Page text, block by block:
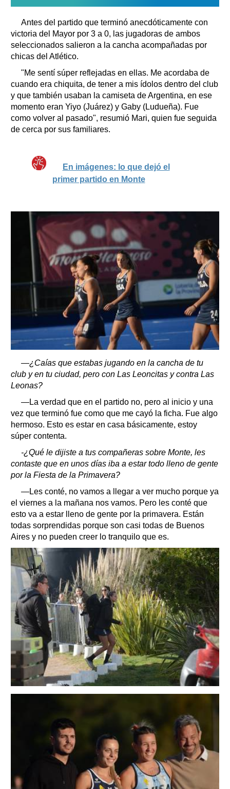
Antes del partido que terminó anecdóticamente con
victoria del Mayor por 3 a 0, las jugadoras de ambos
seleccionados salieron a la cancha acompañadas por
chicas del Atlético.
"Me sentí súper reflejadas en ellas. Me acordaba de
cuando era chiquita, de tener a mis ídolos dentro del club
y que también usaban la camiseta de Argentina, en ese
momento eran Yiyo (Juárez) y Gaby (Ludueña). Fue
como volver al pasado", resumió Mari, quien fue seguida
de cerca por sus familiares.
En imágenes: lo que dejó el
primer partido en Monte
—¿Caías que estabas jugando en la cancha de tu
club y en tu ciudad, pero con Las Leoncitas y contra Las
Leonas?
—La verdad que en el partido no, pero al inicio y una
vez que terminó fue como que me cayó la ficha. Fue algo
hermoso. Esto es estar en casa básicamente, estoy
súper contenta.
-¿Qué le dijiste a tus compañeras sobre Monte, les
contaste que en unos días iba a estar todo lleno de gente
por la Fiesta de la Primavera?
—Les conté, no vamos a llegar a ver mucho porque ya
el viernes a la mañana nos vamos. Pero les conté que
esto va a estar lleno de gente por la primavera. Están
todas sorprendidas porque son casi todas de Buenos
Aires y no pueden creer lo tranquilo que es.